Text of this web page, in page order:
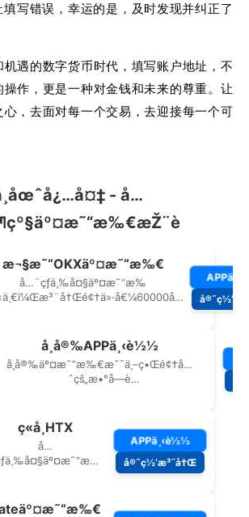
写错误，幸运的是，及时发现并纠正了
遇的数字货币时代，填写账户地址，不
作，更是一种对金钱和未来的尊重。让
，去面对每一个交易，去迎接每一个可